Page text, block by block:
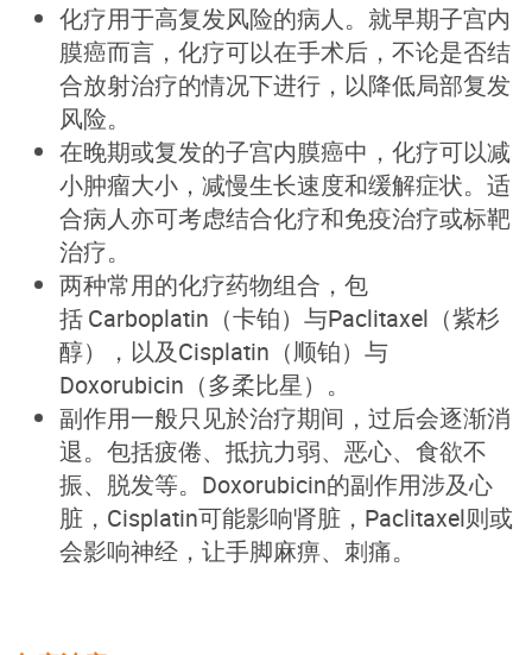
化疗用于高复发风险的病人。就早期子宫内
膜癌而言，化疗可以在手术后，不论是否结
合放射治疗的情况下进行，以降低局部复发
风险。
在晚期或复发的子宫内膜癌中，化疗可以减
小肿瘤大小，减慢生长速度和缓解症状。适
合病人亦可考虑结合化疗和免疫治疗或标靶
治疗。
两种常用的化疗药物组合，包
括 Carboplatin（卡铂）与Paclitaxel（紫杉
醇），以及Cisplatin（顺铂）与
Doxorubicin（多柔比星）。
副作用一般只见於治疗期间，过后会逐渐消
退。包括疲倦、抵抗力弱、恶心、食欲不
振、脱发等。Doxorubicin的副作用涉及心
脏，Cisplatin可能影响肾脏，Paclitaxel则或
会影响神经，让手脚麻痹、刺痛。